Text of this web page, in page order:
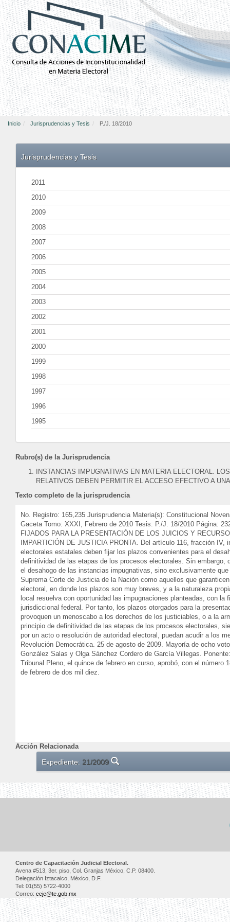
Inicio Jurisprudencias y Tesis P./J. 18/2010
Jurisprudencias y Tesis
2011
2010
2009
2008
2007
2006
2005
2004
2003
2002
2001
2000
1999
1998
1997
1996
1995
Rubro(s) de la Jurisprudencia
INSTANCIAS IMPUGNATIVAS EN MATERIA ELECTORAL.
RELATIVOS DEBEN PERMITIR EL ACCESO EFECTIVO A
Texto completo de la jurisprudencia
No. Registro: 165,235 Jurisprudencia Materia(s): Constitucional
Gaceta Tomo: XXXI, Febrero de 2010 Tesis: P./J. 18/2010 Página:
FIJADOS PARA LA PRESENTACIÓN DE LOS JUICIOS Y
IMPARTICIÓN DE JUSTICIA PRONTA. Del artículo 116, fracción
electorales estatales deben fijar los plazos convenientes para el
definitividad de las etapas de los procesos electorales. Sin
el desahogo de las instancias impugnativas, sino exclusivamente
Suprema Corte de Justicia de la Nación como aquellos que
electoral, en donde los plazos son muy breves, y a la naturaleza
local resuelva con oportunidad las impugnaciones planteadas, con
jurisdiccional federal. Por tanto, los plazos otorgados para la
provoquen un menoscabo a los derechos de los justiciables, o a la
principio de definitividad de las etapas de los procesos electorales,
por un acto o resolución de autoridad electoral, puedan acudir a los
Revolución Democrática. 25 de agosto de 2009. Mayoría de ocho
González Salas y Olga Sánchez Cordero de García Villegas.
Tribunal Pleno, el quince de febrero en curso, aprobó, con el
de febrero de dos mil diez.
Acción Relacionada
Expediente: 21/2009
Centro de Capacitación Judicial Electoral.
Avena #513, 3er. piso, Col. Granjas México, C.P. 08400.
Delegación Iztacalco, México, D.F.
Tel: 01(55) 5722-4000
Correo: ccje@te.gob.mx